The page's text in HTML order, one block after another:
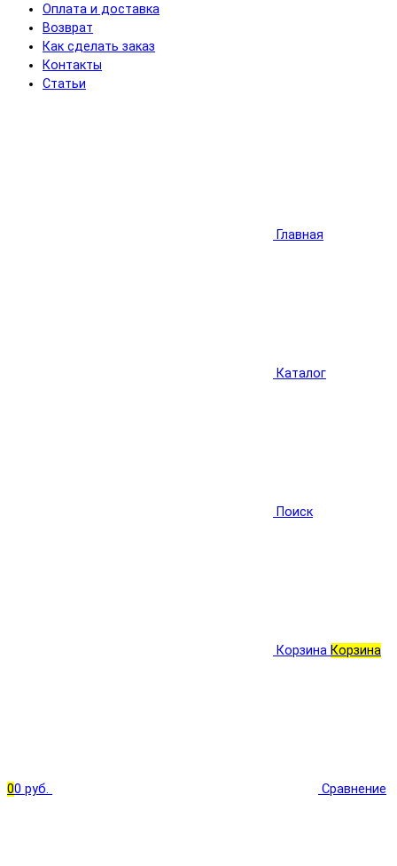
Оплата и доставка
Возврат
Как сделать заказ
Контакты
Статьи
Главная
Каталог
Поиск
Корзина Корзина
00 руб. Сравнение